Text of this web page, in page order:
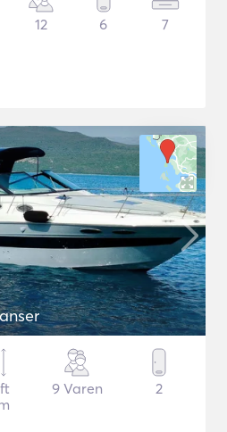
12 6 7
9 Varen 2